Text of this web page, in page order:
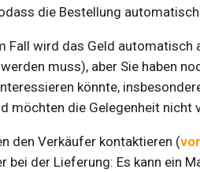
die Bestellung
Fall wird das Geld
muss), aber Sie haben
könnte,
möchten die Gelegenheit nicht
den Verkäufer kontaktieren (
bei der Lieferung: Es kann ein